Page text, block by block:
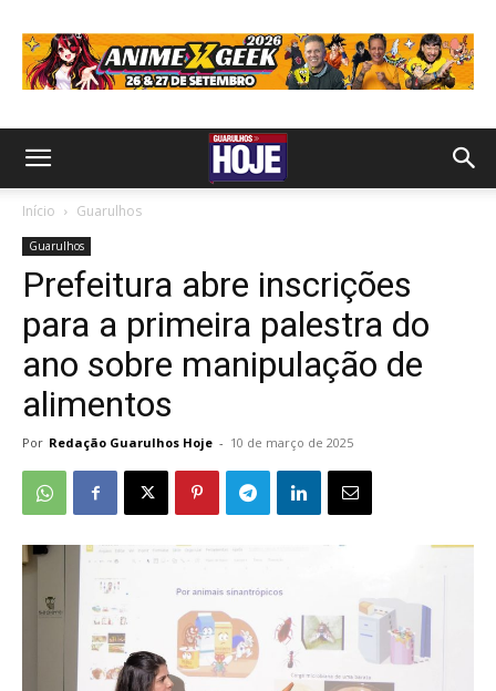
Início Guarulhos
Guarulhos
Prefeitura abre inscrições
para a primeira palestra do
ano sobre manipulação de
alimentos
Por Redação Guarulhos Hoje - 10 de março de 2025